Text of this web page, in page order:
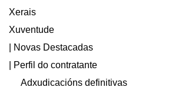
Xerais
Xuventude
| Novas Destacadas
| Perfil do contratante
Adxudicacións definitivas